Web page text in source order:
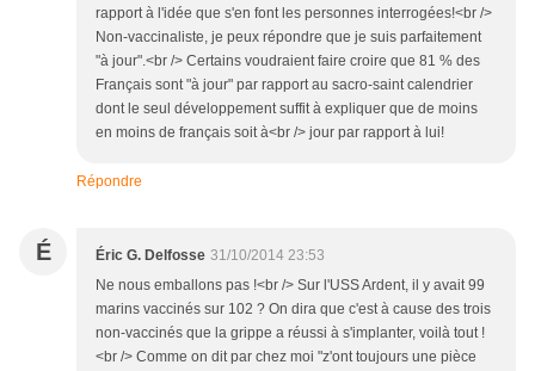
rapport à l'idée que s'en font les personnes interrogées!<br />
Non-vaccinaliste, je peux répondre que je suis parfaitement
"à jour".<br /> Certains voudraient faire croire que 81 % des
Français sont "à jour" par rapport au sacro-saint calendrier
dont le seul développement suffit à expliquer que de moins
en moins de français soit à<br /> jour par rapport à lui!
Répondre
É Éric G. Delfosse 31/10/2014 23:53
Ne nous emballons pas !<br /> Sur l'USS Ardent, il y avait 99
marins vaccinés sur 102 ? On dira que c'est à cause des trois
non-vaccinés que la grippe a réussi à s'implanter, voilà tout !
<br /> Comme on dit par chez moi "z'ont toujours une pièce